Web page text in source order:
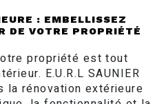
: EMBELLISSEZ
DE VOTRE PROPRIÉTÉ
propriété est tout
E.U.R.L SAUNIER
la rénovation extérieure